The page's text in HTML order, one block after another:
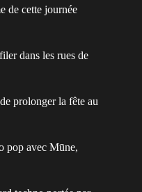
de cette journée
dans les rues de
prolonger la fête au
pop avec Mūne,